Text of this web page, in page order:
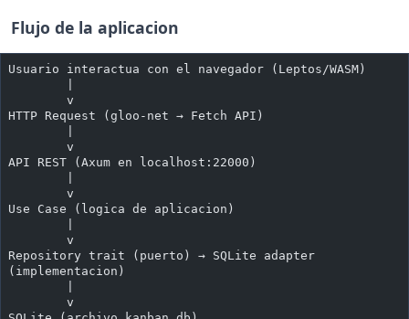
Flujo de la aplicacion
Usuario interactua con el navegador (Leptos/WASM)
        v
HTTP Request (gloo-net → Fetch API)
        v
API REST (Axum en localhost:22000)
        v
Use Case (logica de aplicacion)
        v
Repository trait (puerto) → SQLite adapter
(implementacion)
        v